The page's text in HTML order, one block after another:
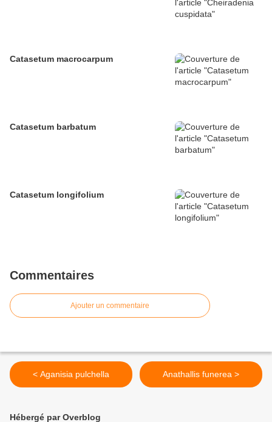
Catasetum macrocarpum
Catasetum barbatum
Catasetum longifolium
Commentaires
Ajouter un commentaire
< Aganisia pulchella Anathallis funerea >
Hébergé par Overblog